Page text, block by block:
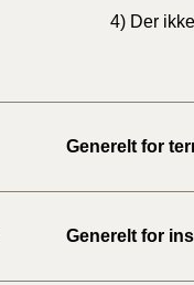
4) Der ikke
Generelt for
Generelt for